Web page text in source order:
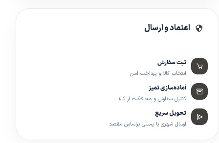
اعتماد و ارسال
ثبت سفارش
انتخاب کالا و پرداخت امن
آماده‌سازی تمیز
کنترل سفارش و محافظت از کالا
تحویل سریع
ارسال شهری یا پستی براساس مقصد